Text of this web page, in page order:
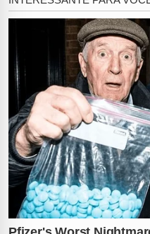
docrime organizado.
Ela foi ameaçada e
estavam envolvidos na
torna o caso ainda mais
boletim de ocorrência e
Andamento do
justiça
As provas incluem um